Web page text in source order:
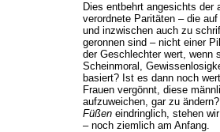
Dies entbehrt angesichts der
verordnete Paritäten – die
und inzwischen auch zu
geronnen sind – nicht einer
der Geschlechter wert, wenn
Scheinmoral,
basiert? Ist es dann noch
Frauen vergönnt, diese
aufzuweichen, gar zu
Füßeneindringlich, stehen
– noch ziemlich am Anfang.